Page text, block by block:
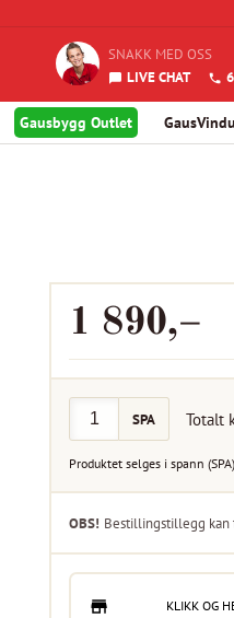
SNAKK MED OSS
LIVE CHAT
Gausbygg Outlet GausVindu
1 890,–
SPA Totalt
Produktet selges ispann (SPA)
OBS! Bestillingstillegg
KLIKK OG